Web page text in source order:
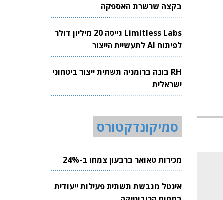
בקצה שרשרת האספקה
Limitless Labs גייסה 20 מיליון דולר
לפיתוח AI לתעשיית הייצור
RH בונה ברומניה תשתית ייצור ביטחוני
ישראלית
סמיקונדקטורס
מכירות טאואר ברבעון צמחו ב-24%
אינטל מגבשת תשתית פעילות ייעודית